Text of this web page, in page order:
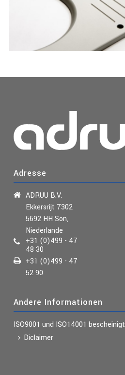
Adresse
ADRUU B.V.
Ekkersrijt 7302
5692 HH Son,
Niederlande
+31 (0)499 - 47
48 30
+31 (0)499 - 47
52 90
Andere Informationen
ISO9001 und ISO14001bescheinigt
Diclaimer